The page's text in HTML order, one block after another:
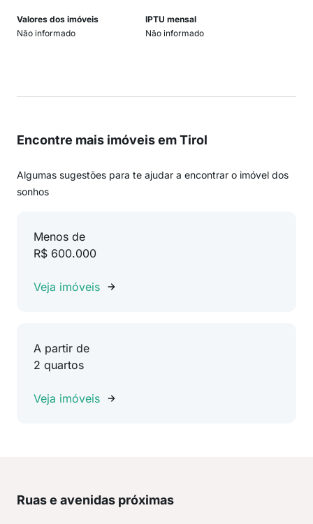
Valores dos imóveis
Não informado
IPTU mensal
Não informado
Encontre mais imóveis em Tirol
Algumas sugestões para te ajudar a encontrar o imóvel dos
sonhos
Menos de
R$ 600.000
Veja imóveis
A partir de
2 quartos
Veja imóveis
Ruas e avenidas próximas